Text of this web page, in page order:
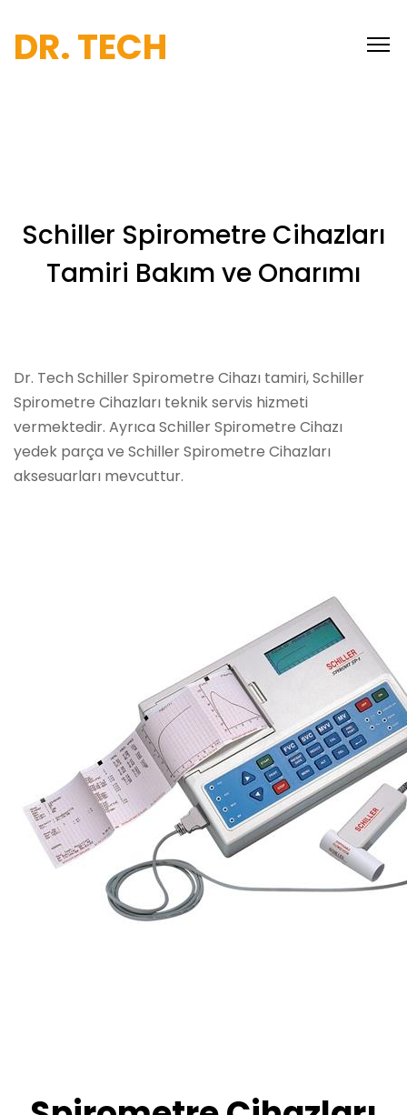
DR. TECH
Schiller Spirometre Cihazları
Tamiri Bakım ve Onarımı
Dr. Tech Schiller Spirometre Cihazı tamiri, Schiller
Spirometre Cihazları teknik servis hizmeti
vermektedir. Ayrıca Schiller Spirometre Cihazı
yedek parça ve Schiller Spirometre Cihazları
aksesuarları mevcuttur.